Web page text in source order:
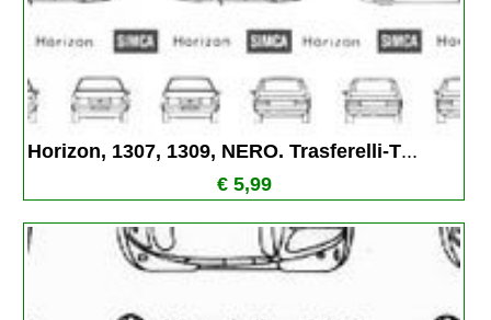
Horizon, 1307, 1309, NERO. Trasferelli-T...
€ 5,99